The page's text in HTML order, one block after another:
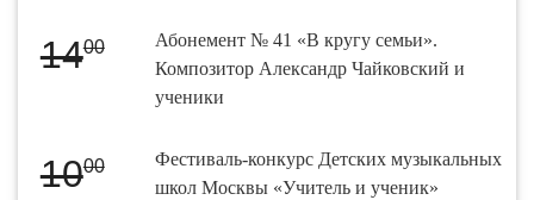
1400
Абонемент № 41 «В кругу семьи».
Композитор Александр Чайковский и
ученики
1000
Фестиваль-конкурс Детских музыкальных
школ Москвы «Учитель и ученик»